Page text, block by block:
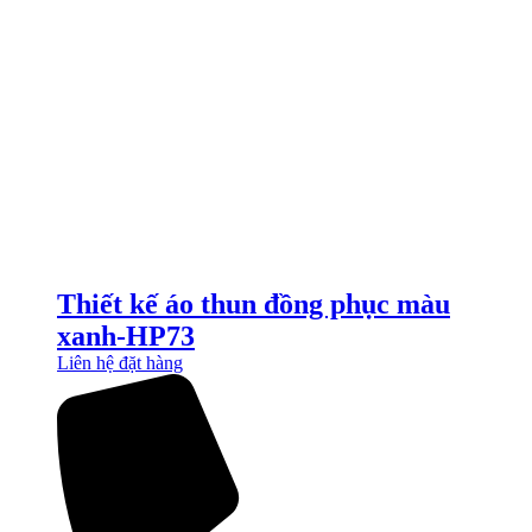
Thiết kế áo thun đồng phục màu
xanh-HP73
Liên hệ đặt hàng